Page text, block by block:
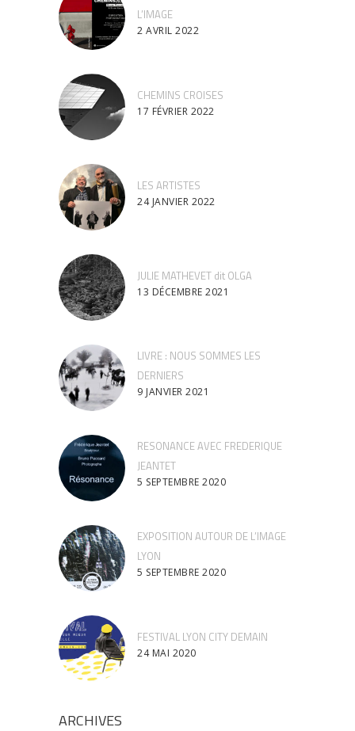
L’IMAGE
2 AVRIL 2022
CHEMINS CROISES
17 FÉVRIER 2022
LES ARTISTES
24 JANVIER 2022
JULIE MATHEVET dit OLGA
13 DÉCEMBRE 2021
LIVRE : NOUS SOMMES LES
DERNIERS
9 JANVIER 2021
RESONANCE AVEC FREDERIQUE
JEANTET
5 SEPTEMBRE 2020
EXPOSITION AUTOUR DE L’IMAGE
LYON
5 SEPTEMBRE 2020
FESTIVAL LYON CITY DEMAIN
24 MAI 2020
ARCHIVES